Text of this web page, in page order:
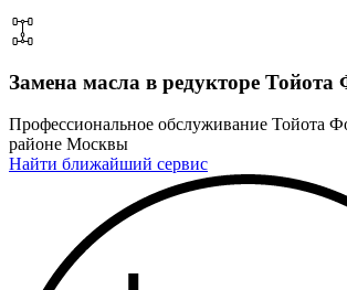
Замена масла в редукторе Тойота
Профессиональное обслуживание Тойота
районе Москвы
Найти ближайший сервис